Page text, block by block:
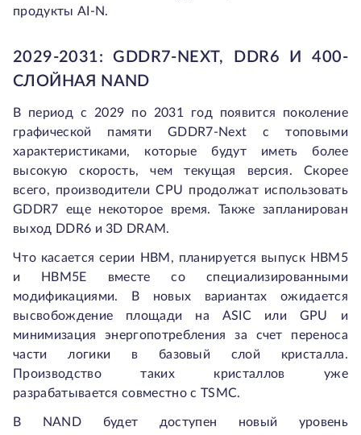
продукты AI-N.
2029-2031: GDDR7-NEXT, DDR6 И 400-
СЛОЙНАЯ NAND
В период с 2029 по 2031 год появится поколение
графической памяти GDDR7-Next с топовыми
характеристиками, которые будут иметь более
высокую скорость, чем текущая версия. Скорее
всего, производители CPU продолжат использовать
GDDR7 еще некоторое время. Также запланирован
выход DDR6 и 3D DRAM.
Что касается серии HBM, планируется выпуск HBM5
и HBM5E вместе со специализированными
модификациями. В новых вариантах ожидается
высвобождение площади на ASIC или GPU и
минимизация энергопотребления за счет переноса
части логики в базовый слой кристалла.
Производство таких кристаллов уже
разрабатывается совместно с TSMC.
В NAND будет доступен новый уровень